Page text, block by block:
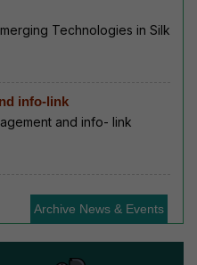
Technologies in Silk
info-link
and info- link
Archive News & Events